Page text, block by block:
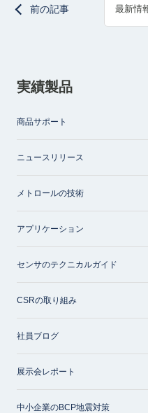
前の記事 最新情
実績製品
商品サポート
ニュースリリース
メトロールの技術
アプリケーション
センサのテクニカルガイド
CSRの取り組み
社員ブログ
展示会レポート
中小企業のBCP地震対策